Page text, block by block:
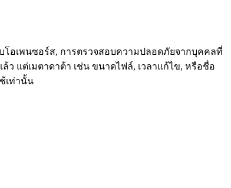
บโอเพนซอร์ส, การตรวจสอบความปลอดภัยจากบุคคลที่
แต่เมตาดาต้า เช่น ขนาดไฟล์, เวลาแก้ไข, หรือชื่อ
เท่านั้น